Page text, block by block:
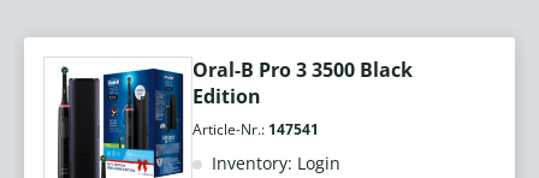
Oral-B Pro 3 3500 Black
Edition
Article-Nr.: 147541
Inventory: Login